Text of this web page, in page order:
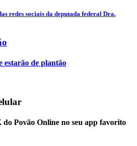
redes sociais da deputada federal Dra.
estarão de plantão
do Povão Online no seu app favorito